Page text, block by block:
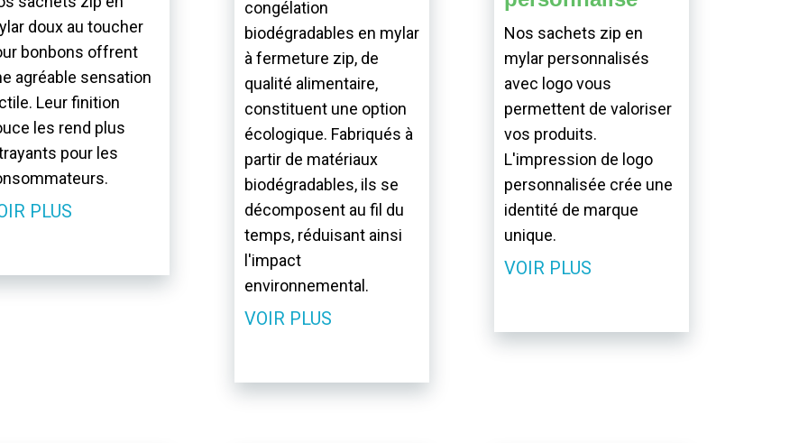
doux au toucher
bonbons offrent
agréable sensation
Leur finition
les rend plus
pour les
PLUS
congélation
biodégradables en mylar
à fermeture zip, de
qualité alimentaire,
constituent une option
écologique. Fabriqués à
partir de matériaux
biodégradables, ils se
décomposent au fil du
temps, réduisant ainsi
l'impact
environnemental.
VOIR PLUS
Nos sachets zip en
mylar personnalisés
avec logo vous
permettent de valoriser
vos produits.
L'impression de logo
personnalisée crée une
identité de marque
unique.
VOIR PLUS